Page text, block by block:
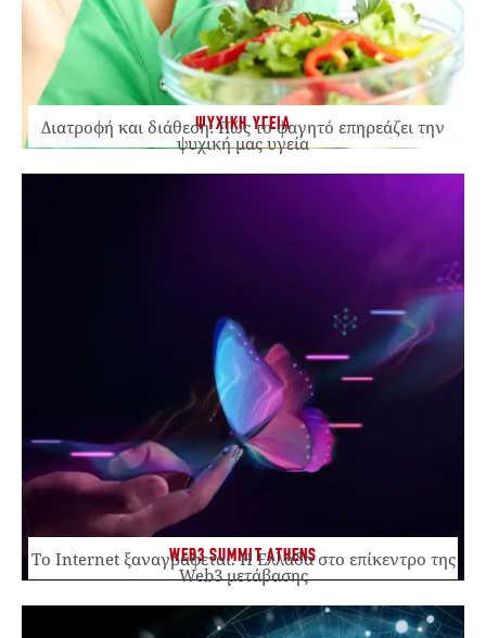
ΨΥΧΙΚΗ ΥΓΕΙΑ
Διατροφή και διάθεση: Πώς το φαγητό επηρεάζει την
ψυχική μας υγεία
WEB3 SUMMIT ATHENS
Το Internet ξαναγράφεται. Η Ελλάδα στο επίκεντρο της
Web3 μετάβασης